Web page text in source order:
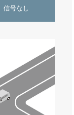
信号なし